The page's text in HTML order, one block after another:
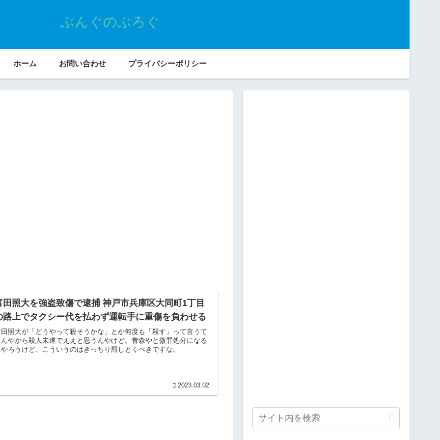
ぶんぐのぶろぐ
ホーム お問い合わせ プライバシーポリシー
田照大を強盗致傷で逮捕 神戸市兵庫区大同町1丁目
路上でタクシー代を払わず運転手に重傷を負わせる
照大が「どうやって殺そうかな」とか何度も「殺す」って言うて
やから殺人未遂でええと思うんやけど。青森やと微罪処分になる
ろうけど、こういうのはきっちり罰しとくべきですな。
2023.03.02